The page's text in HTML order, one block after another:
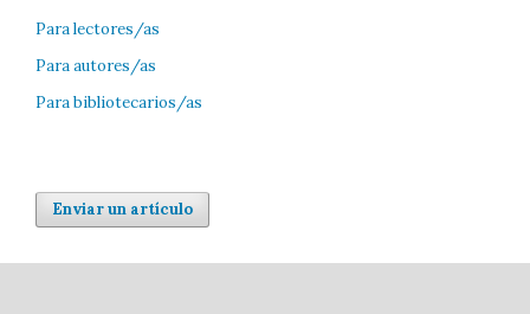
Para lectores/as
Para autores/as
Para bibliotecarios/as
Enviar un artículo